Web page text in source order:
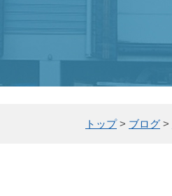
トップ> ブログ >